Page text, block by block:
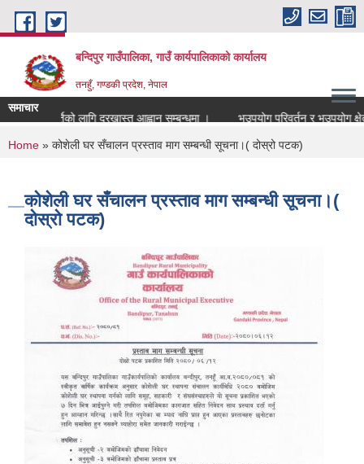
Skip to main content
बन्दिपुर गाउँपालिका, गाउँ कार्यपालिकाको कार्यालय
तनहुँ, गण्डकी प्रदेश, नेपाल
समाचार
पदपुर्तिको लागि दरखास्त आह्वान सम्बन्धमा ।
भूउपयोग परिवर्तन र भूउपयोग
You are here
Home » कोशेली घर सँचालन प्रस्ताव माग सम्बन्धी सूचना।( दोस्रो पटक)
कोशेली घर सँचालन प्रस्ताव माग सम्बन्धी सूचना।(
दोस्रो पटक)